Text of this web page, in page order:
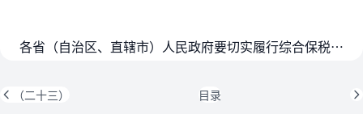
各省（自治区、直辖市）人民政府要切实履行综合保税区建设发展和安全生产主体责任，立足区位条件、资源禀赋、产业基础等比较优势，推动差异化发展，做好规划和入区项目筛选…
（二十三） 目录